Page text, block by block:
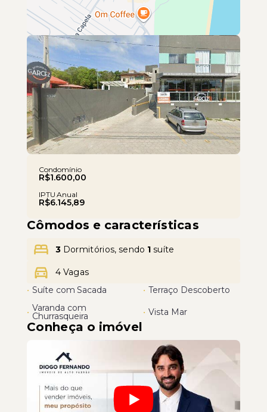
Leaflet
Condomínio
R$1.600,00
IPTU Anual
R$6.145,89
Cômodos e características
3 Dormitórios, sendo 1 suíte
4 Vagas
• Suíte com Sacada • Terraço Descoberto
• Varanda com
Churrasqueira • Vista Mar
Conheça o imóvel